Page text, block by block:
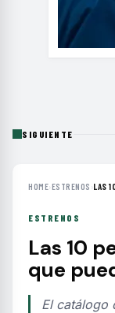
SIGUIENTE
HOME›ESTRENOS ›LAS
ESTRENOS
Las 10
que
El catálogo